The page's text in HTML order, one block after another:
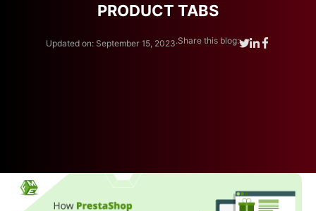
PRODUCT TABS
Updated on: September 15, 2023.Share this blog: